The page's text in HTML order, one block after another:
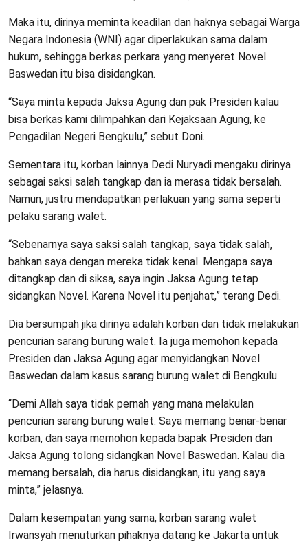
Maka itu, dirinya meminta keadilan dan haknya sebagai Warga
Negara Indonesia (WNI) agar diperlakukan sama dalam
hukum, sehingga berkas perkara yang menyeret Novel
Baswedan itu bisa disidangkan.
“Saya minta kepada Jaksa Agung dan pak Presiden kalau
bisa berkas kami dilimpahkan dari Kejaksaan Agung, ke
Pengadilan Negeri Bengkulu,” sebut Doni.
Sementara itu, korban lainnya Dedi Nuryadi mengaku dirinya
sebagai saksi salah tangkap dan ia merasa tidak bersalah.
Namun, justru mendapatkan perlakuan yang sama seperti
pelaku sarang walet.
“Sebenarnya saya saksi salah tangkap, saya tidak salah,
bahkan saya dengan mereka tidak kenal. Mengapa saya
ditangkap dan di siksa, saya ingin Jaksa Agung tetap
sidangkan Novel. Karena Novel itu penjahat,” terang Dedi.
Dia bersumpah jika dirinya adalah korban dan tidak melakukan
pencurian sarang burung walet. Ia juga memohon kepada
Presiden dan Jaksa Agung agar menyidangkan Novel
Baswedan dalam kasus sarang burung walet di Bengkulu.
“Demi Allah saya tidak pernah yang mana melakulan
pencurian sarang burung walet. Saya memang benar-benar
korban, dan saya memohon kepada bapak Presiden dan
Jaksa Agung tolong sidangkan Novel Baswedan. Kalau dia
memang bersalah, dia harus disidangkan, itu yang saya
minta,” jelasnya.
Dalam kesempatan yang sama, korban sarang walet
Irwansyah menuturkan pihaknya datang ke Jakarta untuk